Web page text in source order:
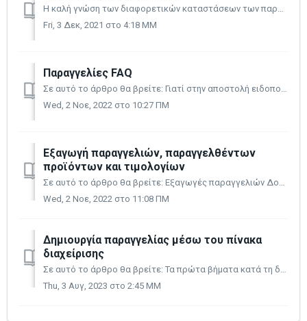
Η καλή γνώση των διαφορετικών καταστάσεων των παραγγελιών είναι σημαντική για την κατανόηση και την παρακολούθηση του πως και υπό ποιες συνθήκες συμβαίνο...
Fri, 3 Δεκ, 2021 στο 4:18 ΜΜ
Παραγγελίες FAQ
Σε αυτό το άρθρο θα βρείτε: Γιατί στην αποστολή ειδοποίησης μέσω e-mail σχετικά με μια ελλιπή παραγγελία, αυτή εξαφανίζεται; Πώς μπορώ να διαγράψω μια πα...
Wed, 2 Νοε, 2022 στο 10:27 ΠΜ
Εξαγωγή παραγγελιών, παραγγελθέντων
προϊόντων και τιμολογίων
Σε αυτό το άρθρο θα βρείτε: Εξαγωγές παραγγελιών Δομή του αρχείου CSV με εξαγόμενες παραγγελίες Εξαγωγή παραγγελθέντων προϊόντων Εξαγωγή τιμολογίων Ε...
Wed, 2 Νοε, 2022 στο 11:08 ΠΜ
Δημιουργία παραγγελίας μέσω του πίνακα
διαχείρισης
Σε αυτό το άρθρο θα βρείτε: Τα πρώτα βήματα κατά τη δημιουργία μιας νέας παραγγελίας Προσθήκη προϊόντος Προσθέστε μια διεύθυνση τιμολογίου Επιλογή τρ...
Thu, 3 Αυγ, 2023 στο 2:45 ΜΜ